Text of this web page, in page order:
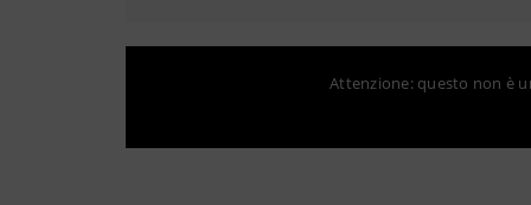
Attenzione: questo non è